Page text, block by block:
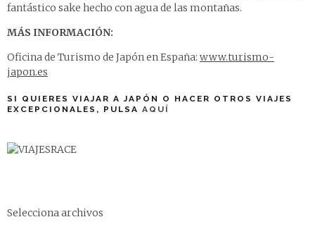
fantástico sake hecho con agua de las montañas.
MÁS INFORMACIÓN:
Oficina de Turismo de Japón en España: www.turismo-
japon.es
SI QUIERES VIAJAR A JAPÓN O HACER OTROS VIAJES
EXCEPCIONALES, PULSA AQUÍ
Selecciona archivos